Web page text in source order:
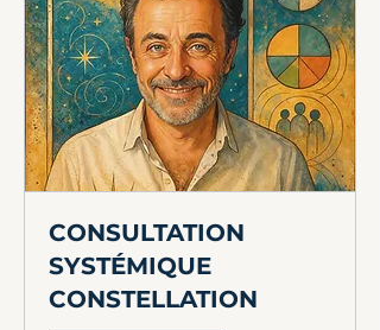
CONSULTATION
SYSTÉMIQUE
CONSTELLATION